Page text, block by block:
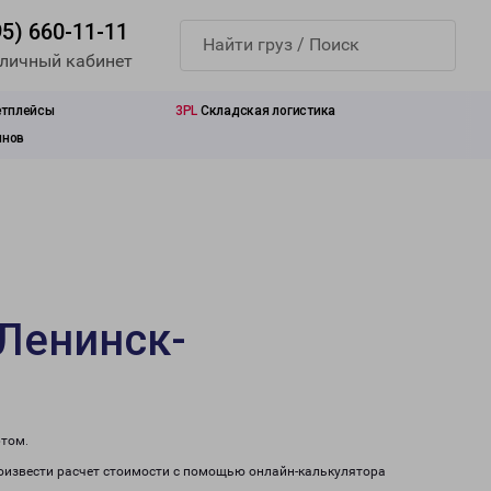
660-11-11
кабинет
3PL Складская логистика
расчет стоимости с помощью онлайн-калькулятора